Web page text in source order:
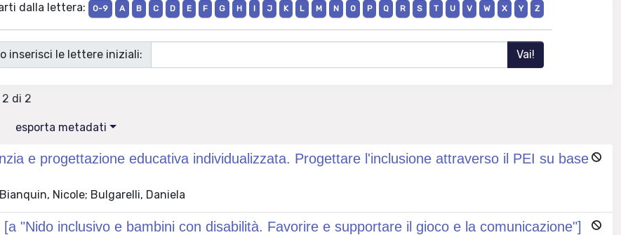
dalla lettera: 0-9 A B C D E F G H I J K L M N O P Q R S T U V W X Y Z
o inserisci le lettere iniziali:
di 2
esporta metadati
e progettazione educativa individualizzata. Progettare l'inclusione attraverso il PEI su base
Nicole; Bulgarelli, Daniela
[a "Nido inclusivo e bambini con disabilità. Favorire e supportare il gioco e la comunicazione"]